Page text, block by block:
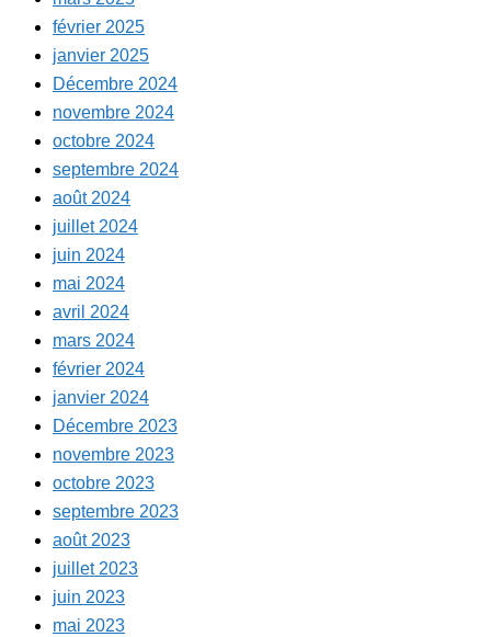
février 2025
janvier 2025
Décembre 2024
novembre 2024
octobre 2024
septembre 2024
août 2024
juillet 2024
juin 2024
mai 2024
avril 2024
mars 2024
février 2024
janvier 2024
Décembre 2023
novembre 2023
octobre 2023
septembre 2023
août 2023
juillet 2023
juin 2023
mai 2023